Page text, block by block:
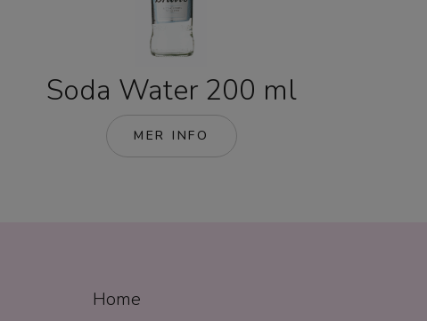
Soda Water 200 ml
MER INFO
Home